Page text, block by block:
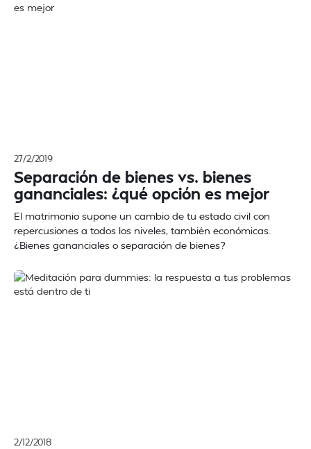
27/2/2019
Separación de bienes vs. bienes
gananciales: ¿qué opción es mejor
El matrimonio supone un cambio de tu estado civil con
repercusiones a todos los niveles, también económicas.
¿Bienes gananciales o separación de bienes?
2/12/2018